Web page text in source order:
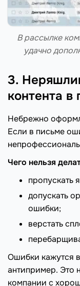
В рассылке
удачно
3.
контента в
Небрежно
Если в письме
Чего нельзя
пропускать
допускать
ошибки;
верстать
Ошибки кажутся
антипример. Это
компании с